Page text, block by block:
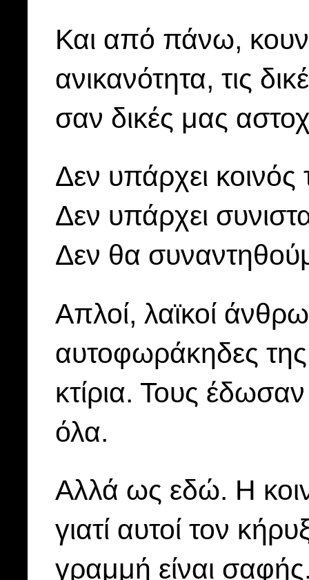
Και από πάνω,
ανικανότητα, τις
σαν δικές μας
Δεν υπάρχει
Δεν υπάρχει
Δεν θα
Απλοί, λαϊκοί
αυτοφωράκηδες της
κτίρια. Τους
όλα.
Αλλά ως εδώ. Η
γιατί αυτοί τον
γραμμή είναι